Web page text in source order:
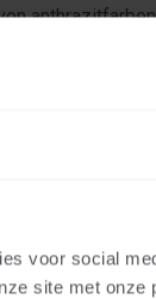
voor social
site met onze
das zu